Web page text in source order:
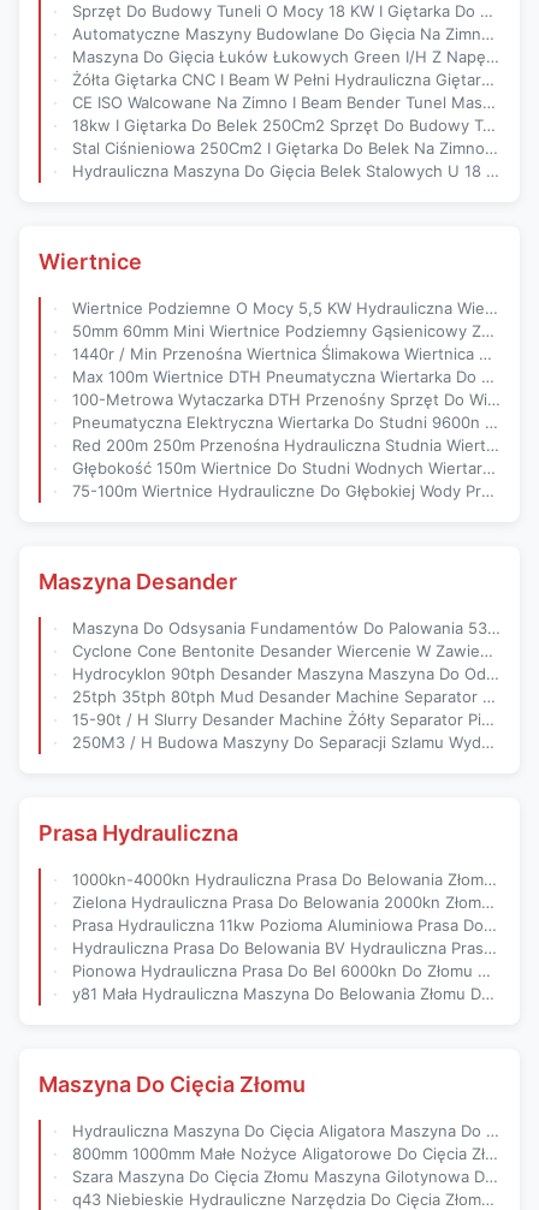
Sprzęt Do Budowy Tuneli O Mocy 18 KW I Giętarka Do Belek
Automatyczne Maszyny Budowlane Do Gięcia Na Zimno Z Belką H
Maszyna Do Gięcia Łuków Łukowych Green I/H Z Napędem Elektrycznym O Zmiennym Łuku
Żółta Giętarka CNC I Beam W Pełni Hydrauliczna Giętarka I Beam
CE ISO Walcowane Na Zimno I Beam Bender Tunel Maszyny Budowlane
18kw I Giętarka Do Belek 250Cm2 Sprzęt Do Budowy Tuneli
Stal Ciśnieniowa 250Cm2 I Giętarka Do Belek Na Zimno H Maszyna Do Gięcia Belek
Hydrauliczna Maszyna Do Gięcia Belek Stalowych U 18 Kw Gięcie Na Zimno Belka H
Wiertnice
Wiertnice Podziemne O Mocy 5,5 KW Hydrauliczna Wiertarka Do Otworów Wiertniczych
50mm 60mm Mini Wiertnice Podziemny Gąsienicowy Ze Sprężarką Powietrza
1440r / Min Przenośna Wiertnica Ślimakowa Wiertnica Pneumatyczna Z Napędem Pneumatycznym Do Studni Wodnych
Max 100m Wiertnice DTH Pneumatyczna Wiertarka Do Otworów W Dół
100-Metrowa Wytaczarka DTH Przenośny Sprzęt Do Wiercenia Otworów Wiertniczych
Pneumatyczna Elektryczna Wiertarka Do Studni 9600n 1440r / Min
Red 200m 250m Przenośna Hydrauliczna Studnia Wiertnicza Do Studni Wiertniczych
Głębokość 150m Wiertnice Do Studni Wodnych Wiertarka Do Kotew Hydraulicznych
75-100m Wiertnice Hydrauliczne Do Głębokiej Wody Przenośna Wiertarka Do Otworów Wiertniczych
Maszyna Desander
Maszyna Do Odsysania Fundamentów Do Palowania 53kw System Recyklingu Błota Hdd
Cyclone Cone Bentonite Desander Wiercenie W Zawiesinie Separacja Piasku
Hydrocyklon 90tph Desander Maszyna Maszyna Do Oddzielania Piasku Z Błota
25tph 35tph 80tph Mud Desander Machine Separator Do Recyklingu Piasku
15-90t / H Slurry Desander Machine Żółty Separator Piasku Błota
250M3 / H Budowa Maszyny Do Separacji Szlamu Wydobycie Desander
Prasa Hydrauliczna
1000kn-4000kn Hydrauliczna Prasa Do Belowania Złomu Sterowana Automatycznie
Zielona Hydrauliczna Prasa Do Belowania 2000kn Złomowa Prasa Do Złomu 15 * 2kw
Prasa Hydrauliczna 11kw Pozioma Aluminiowa Prasa Do Złomu
Hydrauliczna Prasa Do Belowania BV Hydrauliczna Prasa Do Belowania Do Makulatury
Pionowa Hydrauliczna Prasa Do Bel 6000kn Do Złomu Metalowego
y81 Mała Hydrauliczna Maszyna Do Belowania Złomu Do Samochodów
Maszyna Do Cięcia Złomu
Hydrauliczna Maszyna Do Cięcia Aligatora Maszyna Do Cięcia Złomu Do Odpadów Stalowych
800mm 1000mm Małe Nożyce Aligatorowe Do Cięcia Złomu
Szara Maszyna Do Cięcia Złomu Maszyna Gilotynowa Do Blachy 3500 Mm
q43 Niebieskie Hydrauliczne Narzędzia Do Cięcia Złomu Aligatora